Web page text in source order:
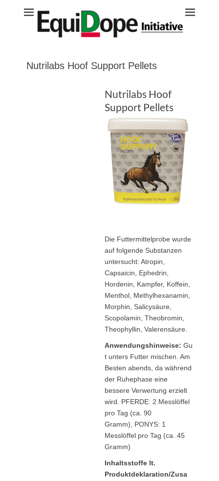
Equidope
Nutrilabs Hoof Support Pellets
Nutrilabs Hoof
Support Pellets
Die Futtermittelprobe wurde
auf folgende Substanzen
untersucht: Atropin,
Capsaicin, Ephedrin,
Hordenin, Kampfer, Koffein,
Menthol, Methylhexanamin,
Morphin, Salicysäure,
Scopolamin, Theobromin,
Theophyllin, Valerensäure.
Anwendungshinweise: Gu
t unters Futter mischen. Am
Besten abends, da während
der Ruhephase eine
bessere Verwertung erzielt
wird. PFERDE: 2 Messlöffel
pro Tag (ca. 90
Gramm), PONYS: 1
Messlöffel pro Tag (ca. 45
Gramm)
Inhaltsstoffe lt.
Produktdeklaration/Zusa